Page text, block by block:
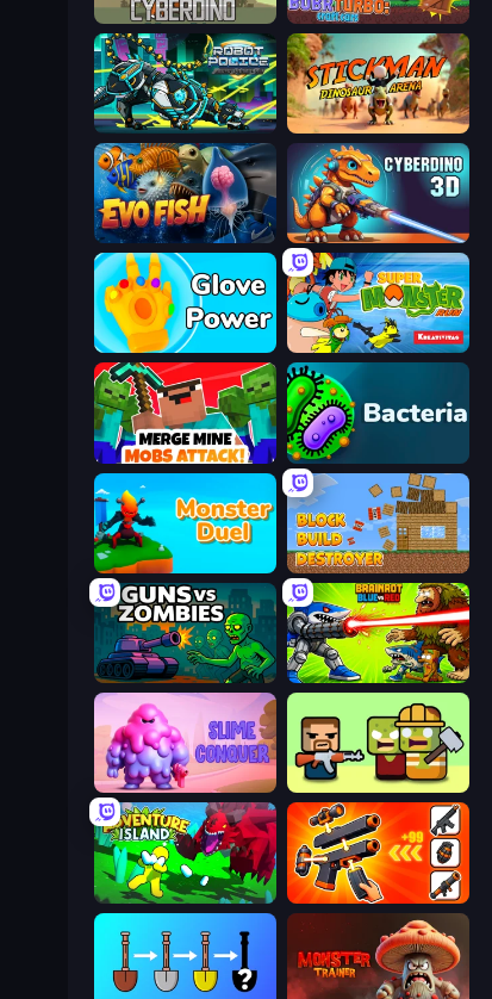
Bobr Turbo: Craft Cars
Robot Police Iron Panther Stickman: Dinosaur Arena
Evo Fish CyberDino 3D
Glove Power Super Monster Run
Merge Mine: Mobs Attack! Bacteria
Monster Duel Block Build Destroyer
Guns vs Zombies Brainrot Blue Vs Red
Slime Conquer: Epic Battles Zombie Horde: Build & Survive
Adventure Island 2D Pew Pew Dose